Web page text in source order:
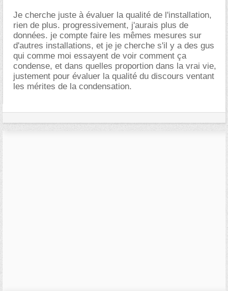
Je cherche juste à évaluer la qualité de l'installation,
rien de plus. progressivement, j'aurais plus de
données. je compte faire les mêmes mesures sur
d'autres installations, et je je cherche s'il y a des gus
qui comme moi essayent de voir comment ça
condense, et dans quelles proportion dans la vrai vie,
justement pour évaluer la qualité du discours ventant
les mérites de la condensation.